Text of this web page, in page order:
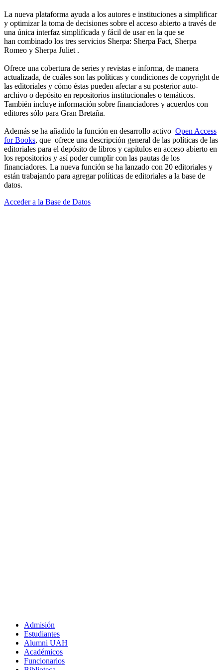
La nueva plataforma ayuda a los autores e instituciones a simplificar
y optimizar la toma de decisiones sobre el acceso abierto a través de
una única interfaz simplificada y fácil de usar en la que se
han combinado los tres servicios Sherpa: Sherpa Fact, Sherpa
Romeo y Sherpa Juliet .
Ofrece una cobertura de series y revistas e informa, de manera
actualizada, de cuáles son las políticas y condiciones de copyright de
las editoriales y cómo éstas pueden afectar a su posterior auto-
archivo o depósito en repositorios institucionales o temáticos.
También incluye información sobre financiadores y acuerdos con
editores sólo para Gran Bretaña.
Además se ha añadido la función en desarrollo activo Open Access
for Books, que ofrece una descripción general de las políticas de las
editoriales para el depósito de libros y capítulos en acceso abierto en
los repositorios y así poder cumplir con las pautas de los
financiadores. La nueva función se ha lanzado con 20 editoriales y
están trabajando para agregar políticas de editoriales a la base de
datos.
Acceder a la Base de Datos
Admisión
Estudiantes
Alumni UAH
Académicos
Funcionarios